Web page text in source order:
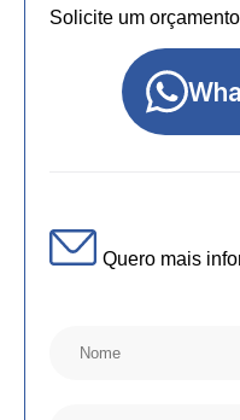
Solicite um orçamento
Quero mais